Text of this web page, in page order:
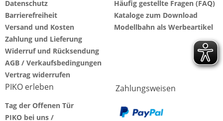
Datenschutz
Barrierefreiheit
Versand und Kosten
Zahlung und Lieferung
Widerruf und Rücksendung
AGB / Verkaufsbedingungen
Vertrag widerrufen
Häufig gestellte Fragen (FAQ)
Kataloge zum Download
Modellbahn als Werbeartikel
PIKO erleben
Tag der Offenen Tür
PIKO bei uns /
Zahlungsweisen